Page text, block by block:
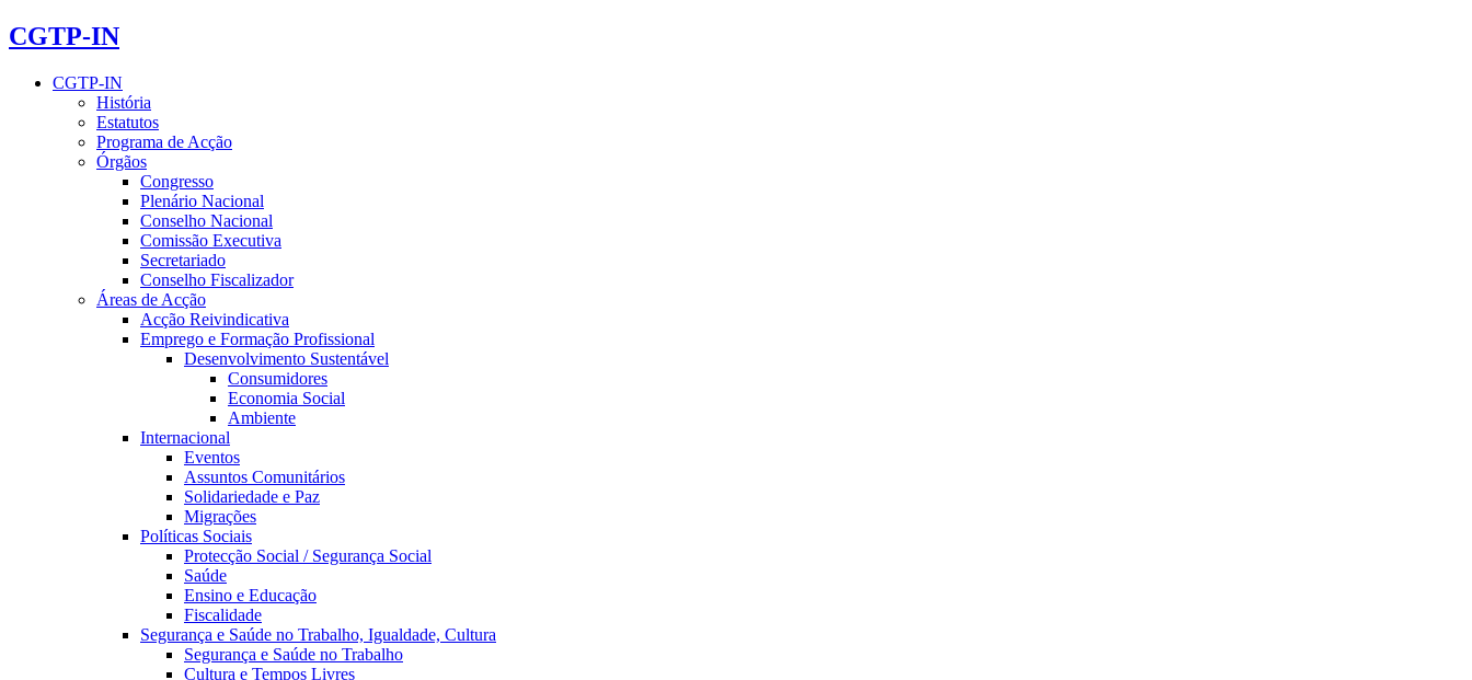
CGTP-IN
CGTP-IN
História
Estatutos
Programa de Acção
Órgãos
Congresso
Plenário Nacional
Conselho Nacional
Comissão Executiva
Secretariado
Conselho Fiscalizador
Áreas de Acção
Acção Reivindicativa
Emprego e Formação Profissional
Desenvolvimento Sustentável
Consumidores
Economia Social
Ambiente
Internacional
Eventos
Assuntos Comunitários
Solidariedade e Paz
Migrações
Políticas Sociais
Protecção Social / Segurança Social
Saúde
Ensino e Educação
Fiscalidade
Segurança e Saúde no Trabalho, Igualdade, Cultura
Segurança e Saúde no Trabalho
Cultura e Tempos Livres